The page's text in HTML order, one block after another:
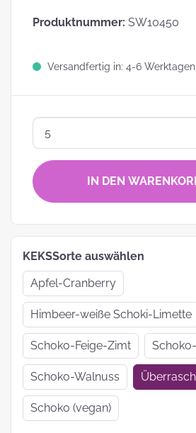
Produktnummer: SW10450
Versandfertig in: 4-6 Werktagen
IN DEN
KEKSSorte auswählen
Apfel-Cranberry
Himbeer-weiße Schoki-Limette
Schoko-Feige-Zimt
Schoko-Walnuss
Schoko (vegan)